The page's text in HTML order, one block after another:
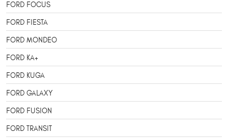
FORD FOCUS
FORD FIESTA
FORD MONDEO
FORD KA+
FORD KUGA
FORD GALAXY
FORD FUSION
FORD TRANSIT